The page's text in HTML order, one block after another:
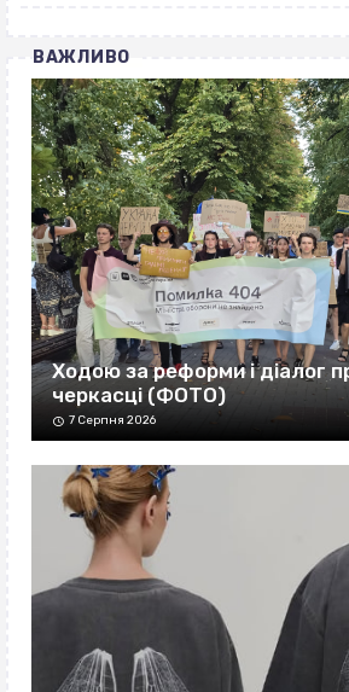
ВАЖЛИВО
Ходою за реформи і діалог
черкасці (ФОТО)
7 Серпня 2026